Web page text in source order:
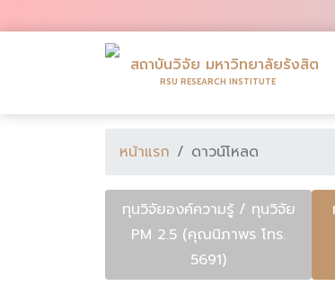
สถาบันวิจัย มหาวิทยาลัยรังสิต
RSU RESEARCH INSTITUTE
หน้าแรก ดาวน์โหลด
ทุนวิจัยองค์ความรู้ / ทุนวิจัย
PM 2.5 (คุณนิภาพร โทร.
5691)